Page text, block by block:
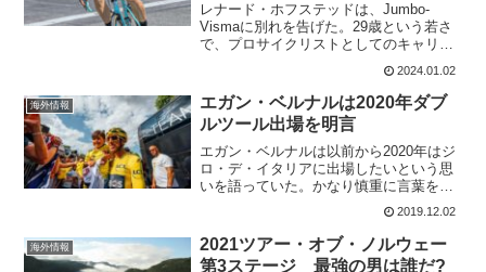
レナード・ホフステッドは、Jumbo-
Vismaに別れを告げた。29歳という若さ
で、プロサイクリストとしてのキャリア
に終止符を打つことを決めている。バイ
クをフックにLennard Hofstede has
decided to end hi...
2024.01.02
海外情報
エガン・ベルナルは2020年ダブ
ルツール出場を明言
エガン・ベルナルは以前から2020年はジ
ロ・デ・イタリアに出場したいという思
いを語っていた。かなり慎重に言葉を選
びながらだったけど。スペインの新聞の
インタビューで、あらためてジロとツー
ルのダブルツールを目指すことを語って
いる。本人の中では、...
2019.12.02
海外情報
2021ツアー・オブ・ノルウェー
第3ステージ 最強の男は誰だ?